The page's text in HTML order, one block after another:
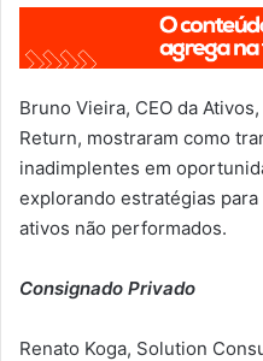
Bruno Vieira, CEO da
Return, mostraram como
inadimplentes em
explorando estratégias
ativos não performados.
Consignado Privado
Renato Koga, Solution